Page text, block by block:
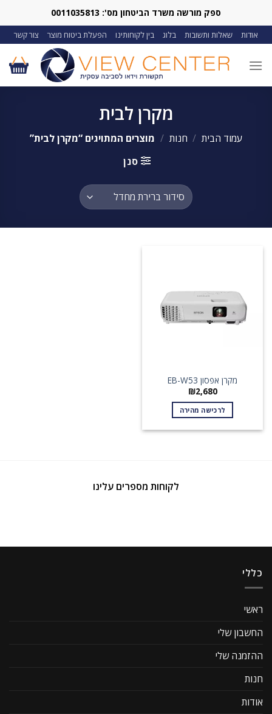
content
ספק מורשה משרד הביטחון מס': 0011035813
אודות שאלות ותשובות בלוג בין לקוחותינו הפעלת ביטוח מוצר צור קשר
מקרן לבית
עמוד הבית / חנות / מוצרים המתויגים “מקרן לבית”
סנן
מקרן אפסון EB-W53
₪2,680
לרכישה מהירה
לקוחות מספרים עלינו
כללי
ראשי
החשבון שלי
ההזמנה שלי
חנות
אודות